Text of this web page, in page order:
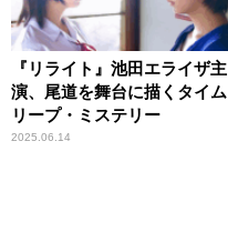
『リライト』池田エライザ主
演、尾道を舞台に描くタイム
リープ・ミステリー
2025.06.14